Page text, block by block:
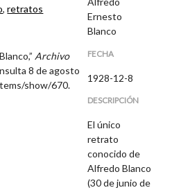
,retratos
Archivo
8 de agosto
show/670.
Ernesto
Blanco
FECHA
1928-12-8
DESCRIPCIÓN
El único
retrato
conocido de
Alfredo Blanco
(30 de junio de